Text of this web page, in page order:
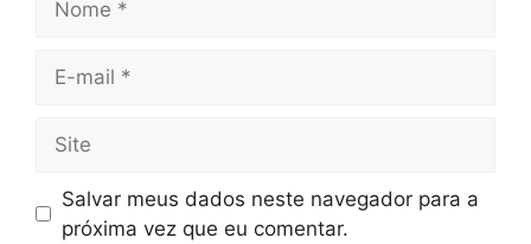
mail
Salvar meus dados neste navegador para a
próxima vez que eu comentar.